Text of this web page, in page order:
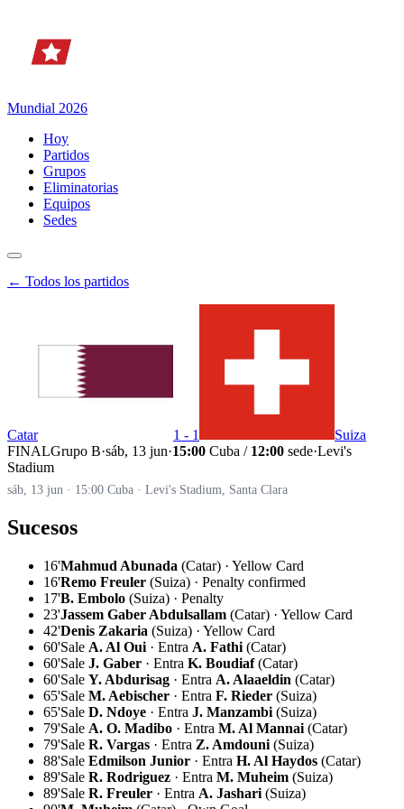
Mundial 2026
Hoy
Partidos
Grupos
Eliminatorias
Equipos
Sedes
← Todos los partidos
Catar 1 - 1
Suiza
FINALGrupo B·sáb, 13 jun·15:00 Cuba / 12:00 sede·Levi's
Stadium
sáb, 13 jun · 15:00 Cuba · Levi's Stadium, Santa Clara
Sucesos
16'Mahmud Abunada (Catar) · Yellow Card
16'Remo Freuler (Suiza) · Penalty confirmed
17'B. Embolo (Suiza) · Penalty
23'Jassem Gaber Abdulsallam (Catar) · Yellow Card
42'Denis Zakaria (Suiza) · Yellow Card
60'Sale A. Al Oui · Entra A. Fathi (Catar)
60'Sale J. Gaber · Entra K. Boudiaf(Catar)
60'Sale Y. Abdurisag · Entra A. Alaaeldin (Catar)
65'Sale M. Aebischer · Entra F. Rieder (Suiza)
65'Sale D. Ndoye · Entra J. Manzambi (Suiza)
79'Sale A. O. Madibo · Entra M. Al Mannai (Catar)
79'Sale R. Vargas · Entra Z. Amdouni (Suiza)
88'Sale Edmilson Junior · Entra H. Al Haydos (Catar)
89'Sale R. Rodriguez · Entra M. Muheim (Suiza)
89'Sale R. Freuler · Entra A. Jashari (Suiza)